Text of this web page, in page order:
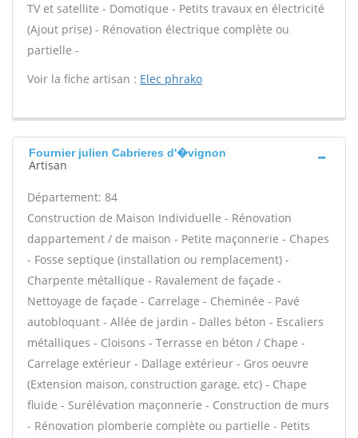
TV et satellite - Domotique - Petits travaux en électricité
(Ajout prise) - Rénovation électrique complète ou
partielle -
Voir la fiche artisan : Elec phrako
Fournier julien Cabrieres d'�vignon
Artisan
Département: 84
Construction de Maison Individuelle - Rénovation
dappartement / de maison - Petite maçonnerie - Chapes
- Fosse septique (installation ou remplacement) -
Charpente métallique - Ravalement de façade -
Nettoyage de façade - Carrelage - Cheminée - Pavé
autobloquant - Allée de jardin - Dalles béton - Escaliers
métalliques - Cloisons - Terrasse en béton / Chape -
Carrelage extérieur - Dallage extérieur - Gros oeuvre
(Extension maison, construction garage, etc) - Chape
fluide - Surélévation maçonnerie - Construction de murs
- Rénovation plomberie complète ou partielle - Petits